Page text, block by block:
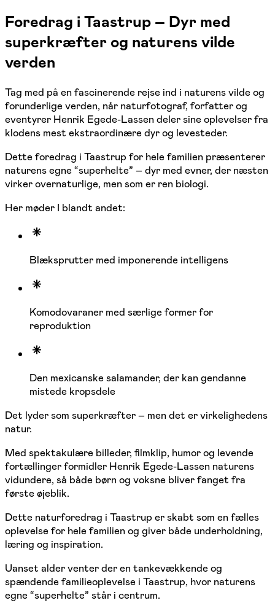
Foredrag i Taastrup – Dyr med
superkræfter og naturens vilde
verden
Tag med på en fascinerende rejse ind i naturens vilde og
forunderlige verden, når naturfotograf, forfatter og
eventyrer Henrik Egede-Lassen deler sine oplevelser fra
klodens mest ekstraordinære dyr og levesteder.
Dette foredrag i Taastrup for hele familien præsenterer
naturens egne “superhelte” – dyr med evner, der næsten
virker overnaturlige, men som er ren biologi.
Her møder I blandt andet:
Blæksprutter med imponerende intelligens
Komodovaraner med særlige former for
reproduktion
Den mexicanske salamander, der kan gendanne
mistede kropsdele
Det lyder som superkræfter – men det er virkelighedens
natur.
Med spektakulære billeder, filmklip, humor og levende
fortællinger formidler Henrik Egede-Lassen naturens
vidundere, så både børn og voksne bliver fanget fra
første øjeblik.
Dette naturforedrag i Taastrup er skabt som en fælles
oplevelse for hele familien og giver både underholdning,
læring og inspiration.
Uanset alder venter der en tankevækkende og
spændende familieoplevelse i Taastrup, hvor naturens
egne “superhelte” står i centrum.